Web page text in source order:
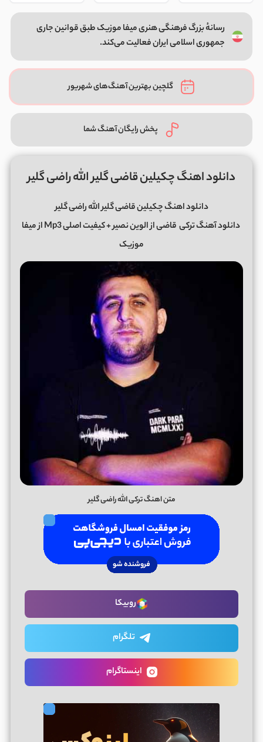
رسانهٔ بزرگ فرهنگی هنری میفا موزیک طبق قوانین جاری
جمهوری اسلامی ایران فعالیت می‌کند.
گلچین بهترین آهنگ‌های شهریور
پخش رایگان آهنگ شما
دانلود اهنگ چکیلین قاضی گلیر الله راضی گلیر
دانلود اهنگ چکیلین قاضی گلیر الله راضی گلیر
دانلود آهنگ ترکی
قاضی از الوین نصیر + کیفیت اصلی Mp3 از میفا
موزیک
متن اهنگ ترکی الله راضی گلیر
روبیکا
تلگرام
اینستاگرام